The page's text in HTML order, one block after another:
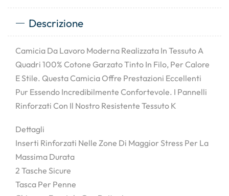
Descrizione
Camicia Da Lavoro Moderna Realizzata In Tessuto A
Quadri 100% Cotone Garzato Tinto In Filo, Per Calore
E Stile. Questa Camicia Offre Prestazioni Eccellenti
Pur Essendo Incredibilmente Confortevole. I Pannelli
Rinforzati Con Il Nostro Resistente Tessuto K
Dettagli
Inserti Rinforzati Nelle Zone Di Maggior Stress Per La
Massima Durata
2 Tasche Sicure
Tasca Per Penne